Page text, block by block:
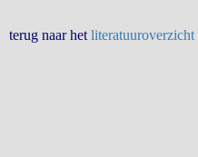
terug naar het literatuuroverzicht